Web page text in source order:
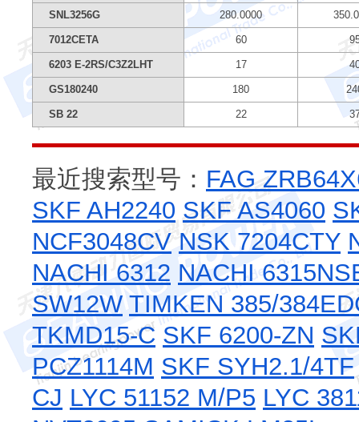
SNL3256G 280.0000
7012CETA 60
6203 E-2RS/C3Z2LHT 17
GS180240 180
SB 22 22
最近搜索型号： FAG
SKF AH2240 SKF AS4060
NCF3048CV NSK 7204CTY
NACHI 6312 NACHI
SW12W TIMKEN 385/
TKMD15-C SKF 6200-ZN
PCZ1114M SKF SYH2.1/4TF
CJ LYC 51152 M/P5 LYC